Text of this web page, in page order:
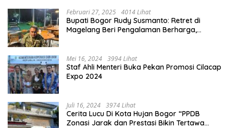
Februari 27, 2025 4014 Lihat
Bupati Bogor Rudy Susmanto: Retret di
Magelang Beri Pengalaman Berharga,
Mei 16, 2024 3994 Lihat
Staf Ahli Menteri Buka Pekan Promosi Cilacap
Expo 2024
Juli 16, 2024 3974 Lihat
Cerita Lucu Di Kota Hujan Bogor “PPDB
Zonasi Jarak dan Prestasi Bikin Tertawa